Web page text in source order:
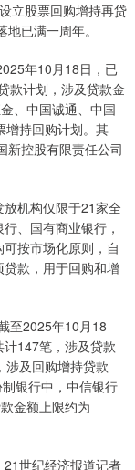
立股票回购增持再贷
已满一周年。
年10月18日，已
款计划，涉及贷款金
、中国诚通、中国
增持回购计划。其
新控股有限责任公司
机构仅限于21家全
、国有商业银行，
按市场化原则，自
款，用于回购和增
至2025年10月18
147笔，涉及贷款
涉及回购增持贷款
银行中，中信银行
金额上限约为
世纪经济报道记者